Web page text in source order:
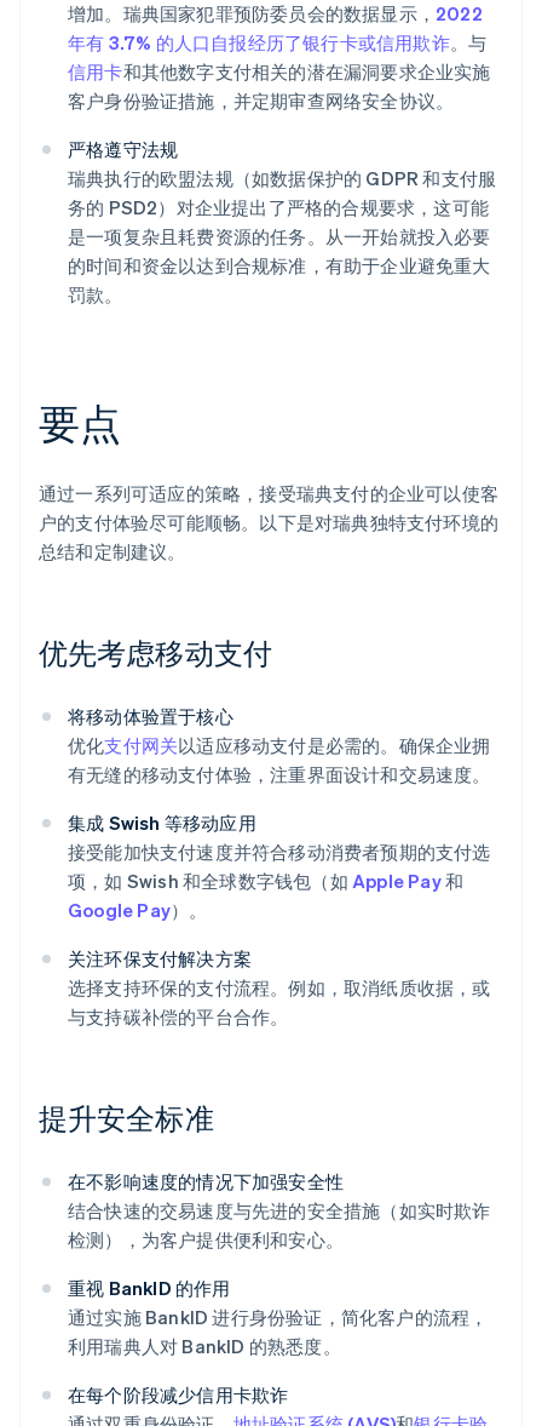
增加。瑞典国家犯罪预防委员会的数据显示， 2022
年有 3.7% 的人口自报经历了银行卡或信用欺诈。与
信用卡和其他数字支付相关的潜在漏洞要求企业实施
客户身份验证措施，并定期审查网络安全协议。
严格遵守法规
瑞典执行的欧盟法规（如数据保护的 GDPR 和支付服
务的 PSD2）对企业提出了严格的合规要求，这可能
是一项复杂且耗费资源的任务。从一开始就投入必要
的时间和资金以达到合规标准，有助于企业避免重大
罚款。
要点
通过一系列可适应的策略，接受瑞典支付的企业可以使客
户的支付体验尽可能顺畅。以下是对瑞典独特支付环境的
总结和定制建议。
优先考虑移动支付
将移动体验置于核心
优化支付网关以适应移动支付是必需的。确保企业拥
有无缝的移动支付体验，注重界面设计和交易速度。
集成 Swish 等移动应用
接受能加快支付速度并符合移动消费者预期的支付选
项，如 Swish 和全球数字钱包（如 Apple Pay和
Google Pay）。
关注环保支付解决方案
选择支持环保的支付流程。例如，取消纸质收据，或
与支持碳补偿的平台合作。
提升安全标准
在不影响速度的情况下加强安全性
结合快速的交易速度与先进的安全措施（如实时欺诈
检测），为客户提供便利和安心。
重视 BankID 的作用
通过实施 BankID 进行身份验证，简化客户的流程，
利用瑞典人对 BankID 的熟悉度。
在每个阶段减少信用卡欺诈